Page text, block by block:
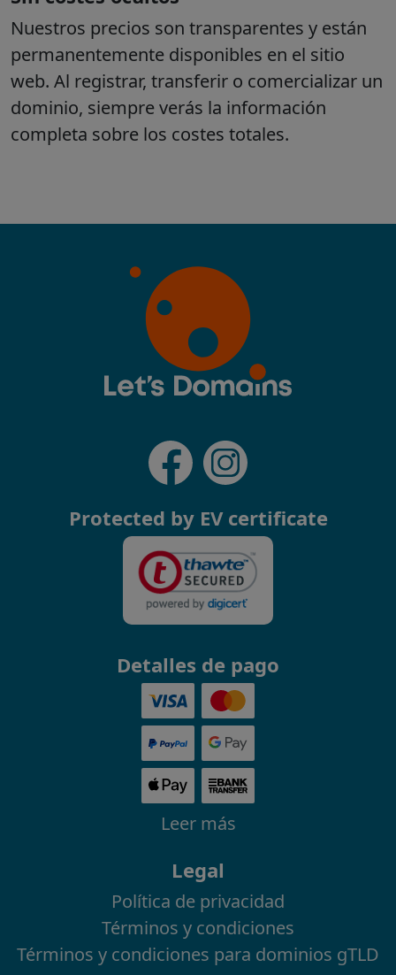
Protected by EV certificate
Detalles de pago
Leer más
Legal
Política de privacidad
Términos y condiciones
Términos y condiciones para dominios gTLD